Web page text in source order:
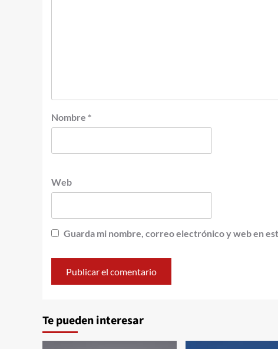
Nombre *
Web
Guarda mi nombre, correo electrónico y web en
Te pueden interesar